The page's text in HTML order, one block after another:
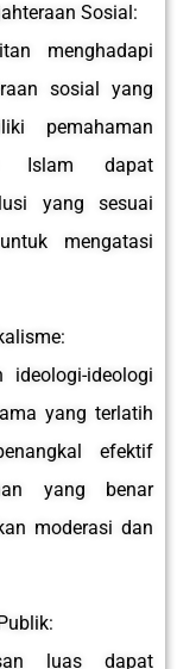
Sosial:
menghadapi
sosial yang
pemahaman
Islam dapat
yang sesuai
mengatasi
ideologi-ideologi
yang terlatih
efektif
yang benar
moderasi dan
luas dapat